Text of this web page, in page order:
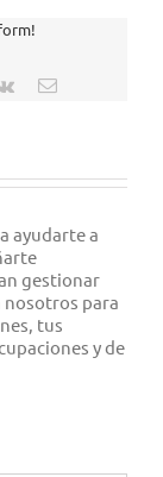
Vk
Correo
ayudarte a
gestionar
nosotros para
tus
y de